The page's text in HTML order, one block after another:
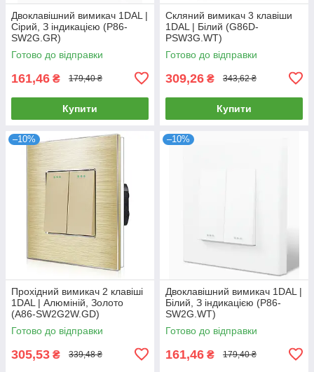
Двоклавішний вимикач 1DAL |
Сірий, З індикацією (P86-
SW2G.GR)
Готово до відправки
161,46 ₴ 179,40 ₴
Купити
Скляний вимикач 3 клавіши
1DAL | Білий (G86D-
PSW3G.WT)
Готово до відправки
309,26 ₴ 343,62 ₴
Купити
–10%
Прохідний вимикач 2 клавіші
1DAL | Алюміній, Золото
(A86-SW2G2W.GD)
Готово до відправки
305,53 ₴ 339,48 ₴
–10%
Двоклавішний вимикач 1DAL |
Білий, З індикацією (P86-
SW2G.WT)
Готово до відправки
161,46 ₴ 179,40 ₴